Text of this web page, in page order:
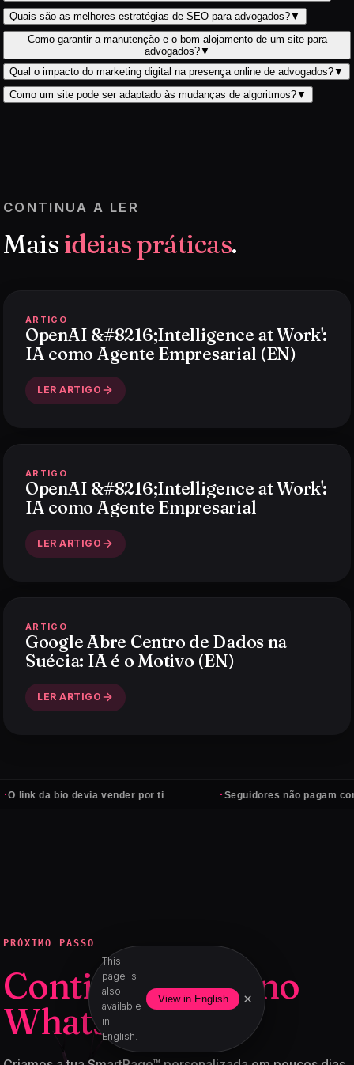
This
page is
also
available
in
English.
View in English ×
Quais são as melhores estratégias de SEO para advogados?▼
Como garantir a manutenção e o bom alojamento de um site para
advogados?▼
Qual o impacto do marketing digital na presença online de advogados?▼
Como um site pode ser adaptado às mudanças de algoritmos?▼
CONTINUA A LER
Mais ideias práticas.
ARTIGO
OpenAI &#8216;Intelligence at Work':
IA como Agente Empresarial (EN)
LER ARTIGO
ARTIGO
OpenAI &#8216;Intelligence at Work':
IA como Agente Empresarial
LER ARTIGO
ARTIGO
Google Abre Centro de Dados na
Suécia: IA é o Motivo (EN)
LER ARTIGO
devia vender por ti Seguidores não pagam contas —
PRÓXIMO PASSO
Continua agora no
WhatsApp.